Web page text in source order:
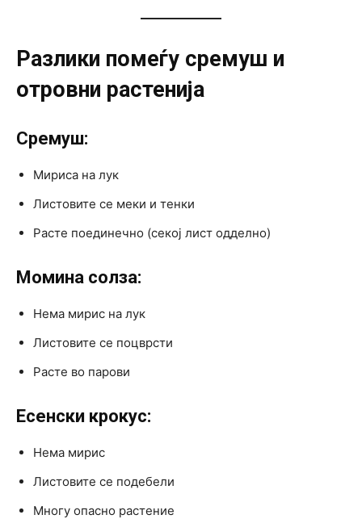
Разлики помеѓу сремуш и
отровни растенија
Сремуш:
Мириса на лук
Листовите се меки и тенки
Расте поединечно (секој лист одделно)
Момина солза:
Нема мирис на лук
Листовите се поцврсти
Расте во парови
Есенски крокус:
Нема мирис
Листовите се подебели
Многу опасно растение